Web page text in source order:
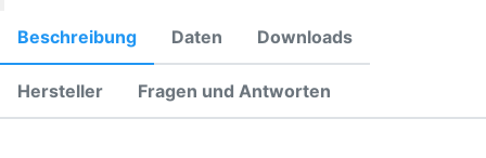
Beschreibung Daten Downloads
Hersteller Fragen und Antworten